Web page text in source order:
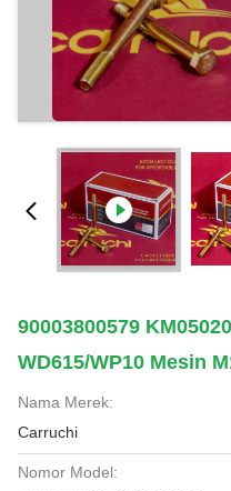
90003800579
WD615/WP10 Mesin
Nama Merek:
Carruchi
Nomor Model: